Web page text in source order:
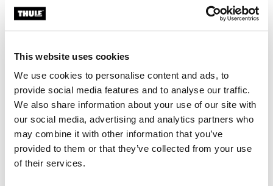
This website uses cookies
We use cookies to personalise content and ads, to
provide social media features and to analyse our traffic.
We also share information about your use of our site with
our social media, advertising and analytics partners who
may combine it with other information that you’ve
provided to them or that they’ve collected from your use
of their services.
Toggle features
Kaikki ominaisuudet
Toggle techspec
Tekniset tiedot
Toggle guides and instructions
Ohjeet